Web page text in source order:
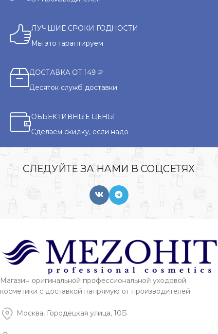
ЛУЧШИЕ СРОКИ ГОДНОСТИ
Мы это гарантируем
ДОСТАВКА ОТ 149 ₽
Десяток служб доставки
ОБЪЕКТИВНЫЕ ЦЕНЫ
Сделаем скидку, если надо
СЛЕДУЙТЕ ЗА НАМИ В СОЦСЕТЯХ
Магазин оригинальной профессиональной уходовой
косметики с доставкой напрямую от производителей
Москва, Городецкая улица, 10Б